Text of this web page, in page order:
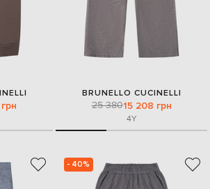
BRUNELLO CUCINELLI
25 38015 208 грн
4Y
- 40%